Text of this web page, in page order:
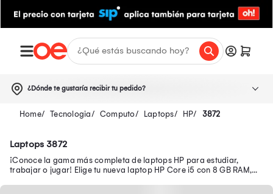
¿Dónde te gustaría recibir tu pedido?
Tecnologia Computo Laptops HP 3872
Laptops 3872
¡Conoce la gama más completa de laptops HP para estudiar,
trabajar o jugar! Elige tu nueva laptop HP Core i5 con 8 GB RAM,